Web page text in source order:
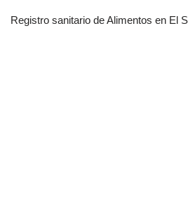
Registro sanitario de Alimentos en El